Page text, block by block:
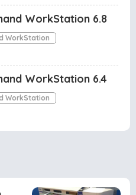
WorkStation 6.8
WorkStation
WorkStation 6.4
WorkStation